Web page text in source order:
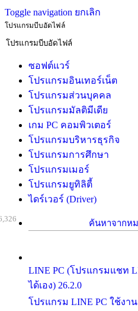
Toggle navigation ยกเลิก
โปรแกรมบีบอัดไฟล์
ซอฟต์แวร์
โปรแกรมอินเทอร์เน็ต
โปรแกรมส่วนบุคคล
โปรแกรมมัลติมีเดีย
เกม PC คอมพิวเตอร์
โปรแกรมบริหารธุรกิจ
โปรแกรมการศึกษา
โปรแกรมเมอร์
โปรแกรมยูทิลิตี้
ไดร์เวอร์ (Driver)
ค้นหาจากห
LINE PC (โปรแกรมแชท
ได้เอง) 26.2.0
โปรแกรม LINE PC ใช้ง